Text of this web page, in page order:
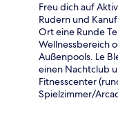
Freu dich auf
Rudern und
Ort eine Runde
Wellnessbereich
Außenpools. Le
einen Nachtclub
Fitnesscenter
Spielzimmer/